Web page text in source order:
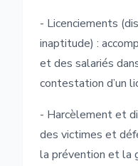
- Licenciements
inaptitude) :
et des salariés
contestation d’un
- Harcèlement et
des victimes et
la prévention et la